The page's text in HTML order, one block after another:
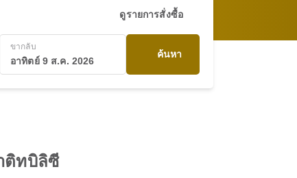
ดูรายการสั่งซื้อ
ขากลับ
อาทิตย์ 9 ส.ค. 2026
ค้นหา
ติทบิลิซี